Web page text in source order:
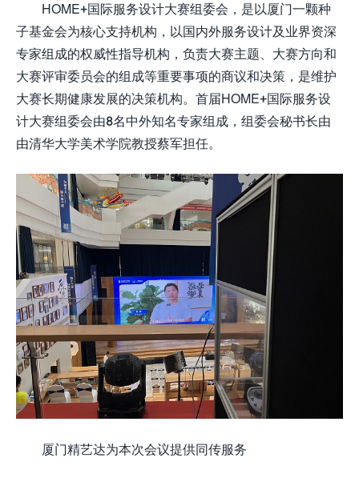
HOME+国际服务设计大赛组委会，是以厦门一颗种
子基金会为核心支持机构，以国内外服务设计及业界资深
专家组成的权威性指导机构，负责大赛主题、大赛方向和
大赛评审委员会的组成等重要事项的商议和决策，是维护
大赛长期健康发展的决策机构。首届HOME+国际服务设
计大赛组委会由8名中外知名专家组成，组委会秘书长由
由清华大学美术学院教授蔡军担任。
厦门精艺达为本次会议提供同传服务